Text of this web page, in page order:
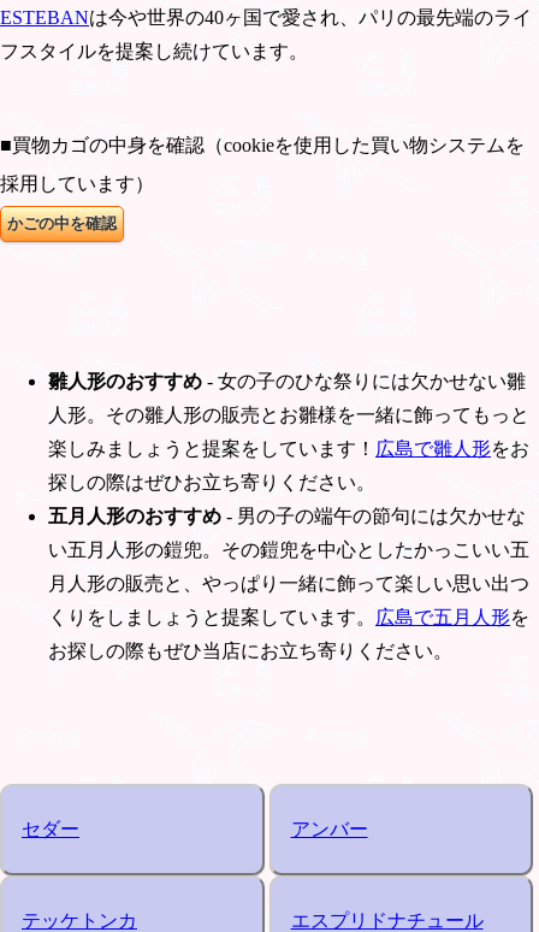
ESTEBANは今や世界の40ヶ国で愛され、パリの最先端のライ
フスタイルを提案し続けています。
■買物カゴの中身を確認（cookieを使用した買い物システムを
採用しています）
雛人形のおすすめ - 女の子のひな祭りには欠かせない雛
人形。その雛人形の販売とお雛様を一緒に飾ってもっと
楽しみましょうと提案をしています！ 広島で雛人形をお
探しの際はぜひお立ち寄りください。
五月人形のおすすめ - 男の子の端午の節句には欠かせな
い五月人形の鎧兜。その鎧兜を中心としたかっこいい五
月人形の販売と、やっぱり一緒に飾って楽しい思い出つ
くりをしましょうと提案しています。
広島で五月人形を
お探しの際もぜひ当店にお立ち寄りください。
セダー アンバー
テッケトンカ エスプリドナチュール